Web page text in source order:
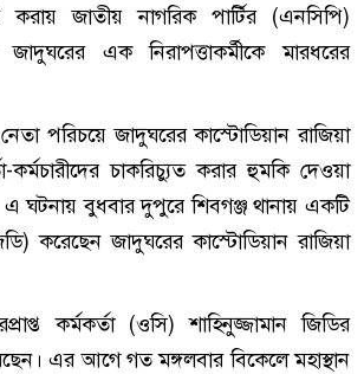
জাতীয় নাগরিক পার্টির (এনসিপি)
জাদুঘরের এক নিরাপত্তাকর্মীকে মারধরের
পরিচয়ে জাদুঘরের কাস্টোডিয়ান রাজিয়া
কর্মচারীদের চাকরিচ্যুত করার হুমকি দেওয়া
ঘটনায় বুধবার দুপুরে শিবগঞ্জ থানায় একটি
করেছেন জাদুঘরের কাস্টোডিয়ান রাজিয়া
কর্মকর্তা (ওসি) শাহিনুজ্জামান জিডির
এর আগে গত মঙ্গলবার বিকেলে মহাস্থান